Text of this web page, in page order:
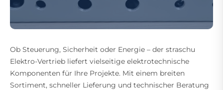
Ob Steuerung, Sicherheit oder Energie – der straschu
Elektro-Vertrieb liefert vielseitige elektrotechnische
Komponenten für Ihre Projekte. Mit einem breiten
Sortiment, schneller Lieferung und technischer Beratung